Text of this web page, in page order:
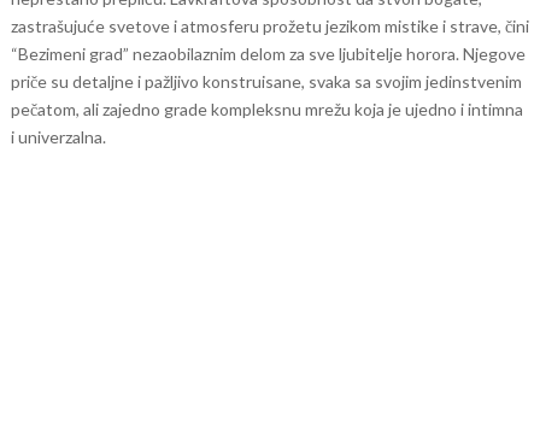
zastrašujuće svetove i atmosferu prožetu jezikom mistike i strave, čini
“Bezimeni grad” nezaobilaznim delom za sve ljubitelje horora. Njegove
priče su detaljne i pažljivo konstruisane, svaka sa svojim jedinstvenim
pečatom, ali zajedno grade kompleksnu mrežu koja je ujedno i intimna
i univerzalna.